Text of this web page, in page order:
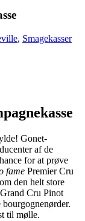
, Smagekasser
Gonet-
af de
for at prøve
fame Premier Cru
den helt store
Cru Pinot
til mølle.